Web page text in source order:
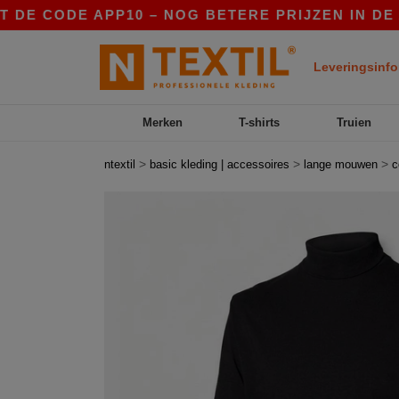
APP10 – NOG BETERE PRIJZEN IN DE APP!
Merken T-shirts Truien
ntextil > basic kleding | accessoires > lange mouwen >